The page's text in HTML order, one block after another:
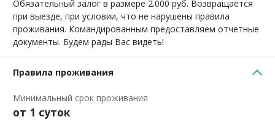
Обязательный залог в размере 2.000 руб. Возвращается
при выезде, при условии, что не нарушены правила
проживания. Командированным предоставляем отчетные
документы. Будем рады Вас видеть!
Правила проживания
Минимальный срок проживания
от 1 суток